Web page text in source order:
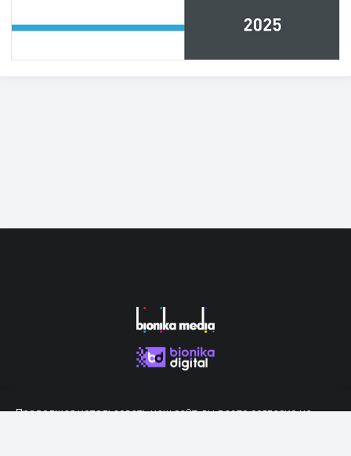
Продолжая использовать наш сайт, вы даете согласие на